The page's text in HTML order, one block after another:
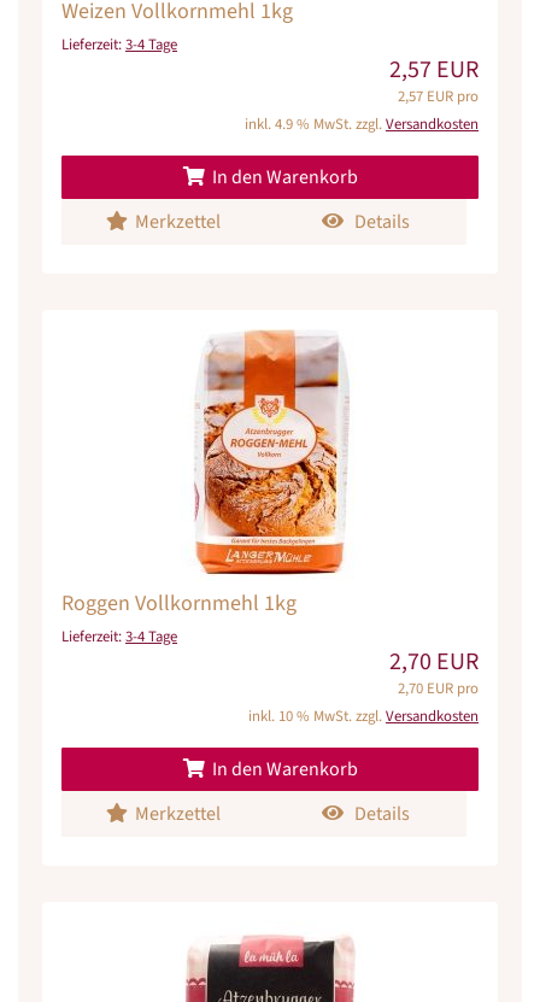
Weizen Vollkornmehl 1kg
Lieferzeit:3-4 Tage
2,57 EUR
2,57 EUR pro
inkl. 4.9 % MwSt. zzgl.Versandkosten
In den Warenkorb
Merkzettel
Details
Roggen Vollkornmehl 1kg
Lieferzeit:3-4 Tage
2,70 EUR
2,70 EUR pro
inkl. 10 % MwSt. zzgl.Versandkosten
In den Warenkorb
Merkzettel
Details